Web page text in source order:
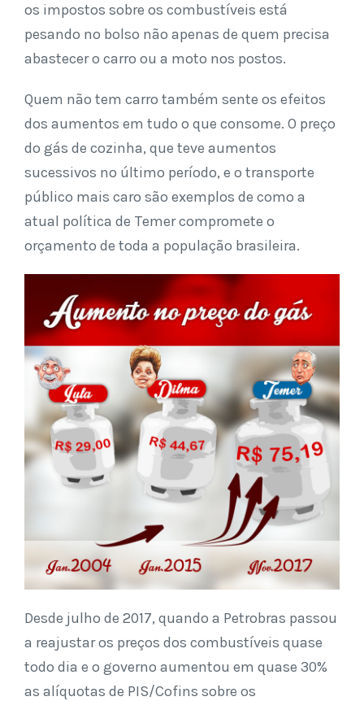
os impostos sobre os combustíveis está
pesando no bolso não apenas de quem precisa
abastecer o carro ou a moto nos postos.
Quem não tem carro também sente os efeitos
dos aumentos em tudo o que consome. O preço
do gás de cozinha, que teve aumentos
sucessivos no último período, e o transporte
público mais caro são exemplos de como a
atual política de Temer compromete o
orçamento de toda a população brasileira.
Desde julho de 2017, quando a Petrobras passou
a reajustar os preços dos combustíveis quase
todo dia e o governo aumentou em quase 30%
as alíquotas de PIS/Cofins sobre os